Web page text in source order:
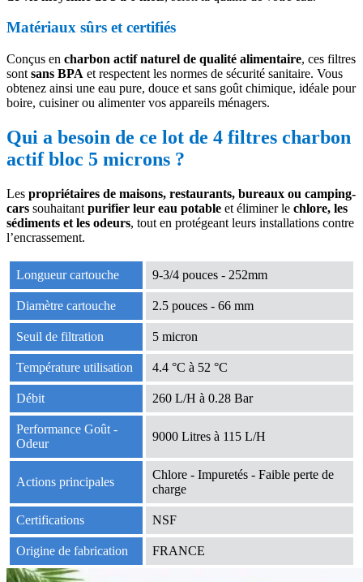
Matériaux sûrs et certifiés
Conçus en charbon actif naturel de qualité alimentaire, ces filtres
sont sans BPA et respectent les normes de sécurité sanitaire. Vous
obtenez ainsi une eau pure, douce et sans goût chimique, idéale pour
boire, cuisiner ou alimenter vos appareils ménagers.
Qui a besoin de ce lot de 4 filtres charbon
actif bloc 5 microns ?
Les propriétaires de maisons, restaurants, bureaux ou camping-
cars souhaitant purifier leur eau potable et éliminer le chlore, les
sédiments et les odeurs, tout en protégeant leurs installations contre
l’encrassement.
Longueur cartouche 9-3/4 pouces - 252mm
Diamètre cartouche 2.5 pouces - 66 mm
Seuil de filtration 5 micron
Température utilisation 4.4 °C à 52 °C
Débit 260 L/H à 0.28 Bar
Performance Goût -
Odeur
9000 Litres à 115 L/H
Actions principales
Chlore - Impuretés - Faible perte de
charge
Certifications NSF
Origine de fabrication FRANCE